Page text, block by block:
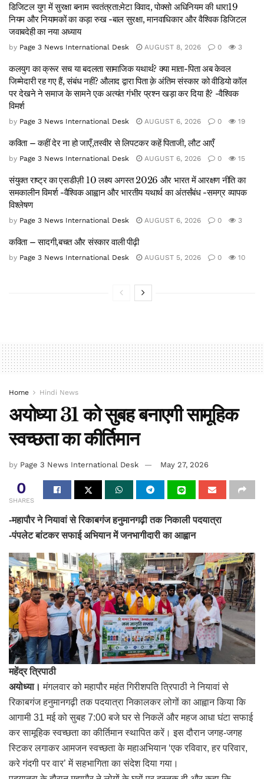
डिजिटल युग में सुरक्षा बनाम स्वतंत्रता:मेटा विवाद, पोक्सो अधिनियम की धारा19
नियम और नियामकों का कड़ा रुख -बाल सुरक्षा, मानवाधिकार और वैश्विक डिजिटल
जवाबदेही का नया अध्याय
by Page 3 News International Desk AUGUST 8, 2026 0 3
कलयुग का क्रूर सच या बदलता सामाजिक यथार्थ? क्या माता-पिता अब केवल
जिम्मेदारी रह गए हैं, संबंध नहीं? औलाद द्वारा पिता क़े अंतिम संस्कार को वीडियो कॉल
पर देखने ने समाज के सामने एक अत्यंत गंभीर प्रश्न खड़ा कर दिया है? -वैश्विक
विमर्श
by Page 3 News International Desk AUGUST 6, 2026 0 19
कविता – कहीं देर ना हो जाएँ,तस्वीर से लिपटकर कहें पिताजी, लौट आएँ
by Page 3 News International Desk AUGUST 6, 2026 0 15
संयुक्त राष्ट्र का एसडीज़ी 10 लक्ष्य अगस्त 2026 और भारत में आरक्षण नीति का
समकालीन विमर्श -वैश्विक आह्वान और भारतीय यथार्थ का अंतर्संबंध -समग्र व्यापक
विश्लेषण
by Page 3 News International Desk AUGUST 6, 2026 0 3
कविता – सादगी,बचत और संस्कार वाली पीढ़ी
by Page 3 News International Desk AUGUST 5, 2026 0 10
Home Hindi News
अयोध्या 31 को सुबह बनाएगी सामूहिक
स्वच्छता का कीर्तिमान
by Page 3 News International Desk May 27, 2026
0
SHARES
-महापौर ने नियावां से रिकाबगंज हनुमानगढ़ी तक निकाली पदयात्रा
-पंपलेट बांटकर सफाई अभियान में जनभागीदारी का आह्वान
महेंद्र त्रिपाठी
अयोध्या। मंगलवार को महापौर महंत गिरीशपति त्रिपाठी ने नियावां से
रिकाबगंज हनुमानगढ़ी तक पदयात्रा निकालकर लोगों का आह्वान किया कि
आगामी 31 मई को सुबह 7:00 बजे घर से निकलें और महज आधा घंटा सफाई
कर सामूहिक स्वच्छता का कीर्तिमान स्थापित करें। इस दौरान जगह-जगह
स्टिकर लगाकर आमजन स्वच्छता के महाअभियान ‘एक रविवार, हर परिवार,
करे गंदगी पर वार’ में सहभागिता का संदेश दिया गया।